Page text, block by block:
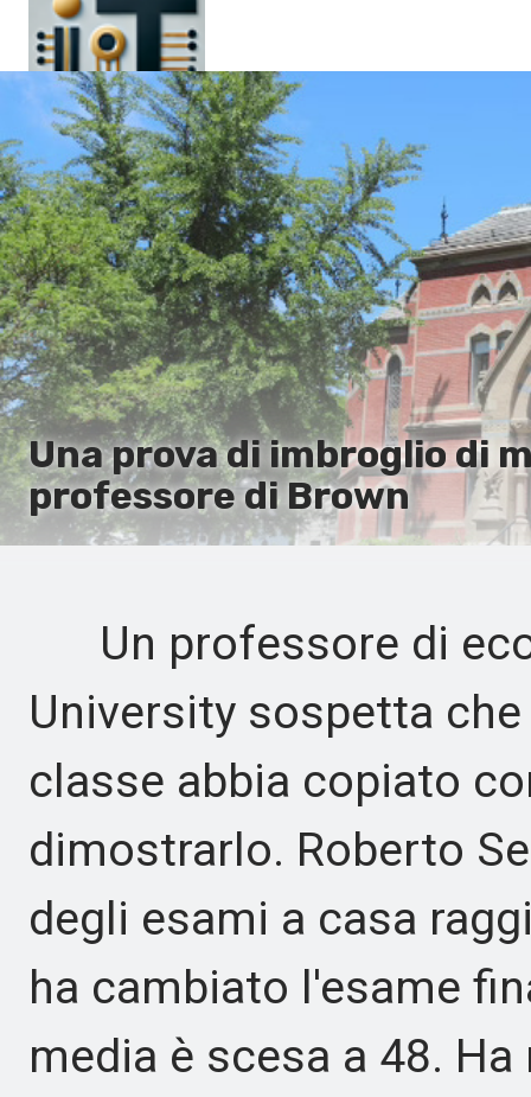
Pagina principale
En
Es
Ru
It
Una prova di imbroglio di
professore di Brown
Un professore di
University sospetta
classe abbia copiato
dimostrarlo. Roberto
degli esami a casa
ha cambiato l'esame
media è scesa a 48.